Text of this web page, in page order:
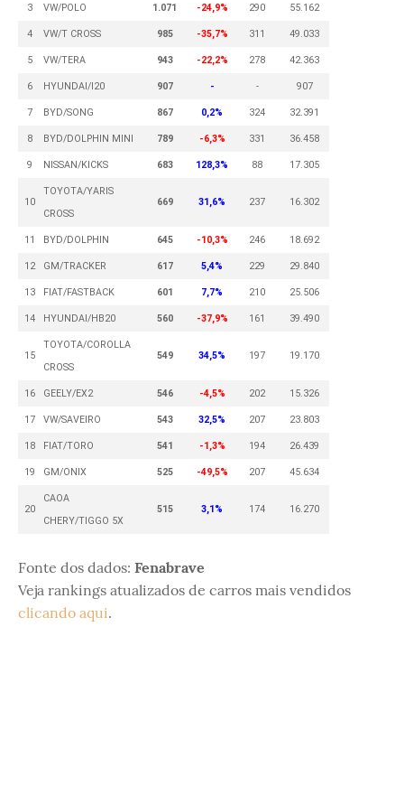
3 VW/POLO 1.071 -24,9% 290 55.162
4 VW/T CROSS 985 -35,7% 311 49.033
5 VW/TERA 943 -22,2% 278 42.363
6 HYUNDAI/I20 907 - - 907
7 BYD/SONG 867 0,2% 324 32.391
8 BYD/DOLPHIN MINI 789 -6,3% 331 36.458
9 NISSAN/KICKS 683 128,3% 88 17.305
10
TOYOTA/YARIS
CROSS
669 31,6% 237 16.302
11 BYD/DOLPHIN 645 -10,3% 246 18.692
12 GM/TRACKER 617 5,4% 229 29.840
13 FIAT/FASTBACK 601 7,7% 210 25.506
14 HYUNDAI/HB20 560 -37,9% 161 39.490
15
TOYOTA/COROLLA
CROSS
549 34,5% 197 19.170
16 GEELY/EX2 546 -4,5% 202 15.326
17 VW/SAVEIRO 543 32,5% 207 23.803
18 FIAT/TORO 541 -1,3% 194 26.439
19 GM/ONIX 525 -49,5% 207 45.634
20
CAOA
CHERY/TIGGO 5X
515 3,1% 174 16.270
Fonte dos dados: Fenabrave
Veja rankings atualizados de carros mais vendidos
clicando aqui.